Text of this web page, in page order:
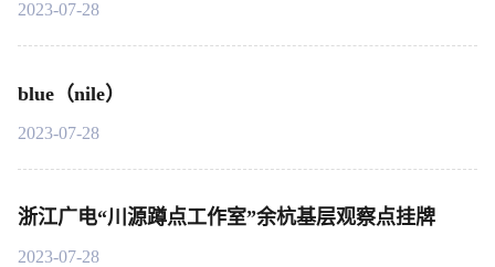
2023-07-28
blue（nile）
2023-07-28
浙江广电“川源蹲点工作室”余杭基层观察点挂牌
2023-07-28